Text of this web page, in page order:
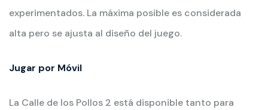
experimentados. La máxima posible es considerada
alta pero se ajusta al diseño del juego.
Jugar por Móvil
La Calle de los Pollos 2 está disponible tanto para